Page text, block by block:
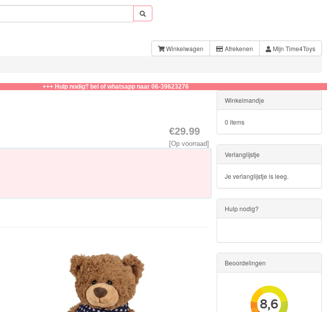
Winkelwagen Afrekenen Mijn Time4Toys
+++ Hulp nodig? bel of whatsapp naar 06-39623276
€29.99
[Op voorraad]
Winkelmandje
0 items
Verlanglijstje
Je verlanglijstje is leeg.
Hulp nodig?
Beoordelingen